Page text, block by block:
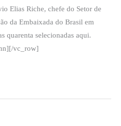
Elias Riche, chefe do Setor de
da Embaixada do Brasil em
quarenta selecionadas aqui.
vc_row]